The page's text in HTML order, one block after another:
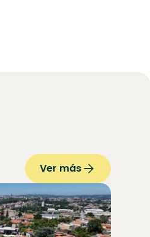
Ver más